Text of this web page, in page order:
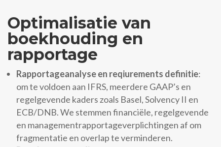
Optimalisatie van
boekhouding en
rapportage
Rapportageanalyse en reqiurements definitie:
om te voldoen aan IFRS, meerdere GAAP’s en
regelgevende kaders zoals Basel, Solvency II en
ECB/DNB. We stemmen financiële, regelgevende
en managementrapportageverplichtingen af om
fragmentatie en overlap te verminderen.